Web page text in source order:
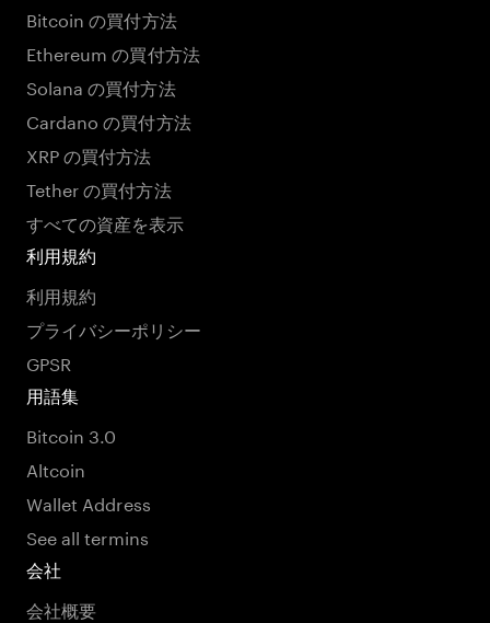
Bitcoin の買付方法
Ethereum の買付方法
Solana の買付方法
Cardano の買付方法
XRP の買付方法
Tether の買付方法
すべての資産を表示
利用規約
利用規約
プライバシーポリシー
GPSR
用語集
Bitcoin 3.0
Altcoin
Wallet Address
See all termins
会社
会社概要